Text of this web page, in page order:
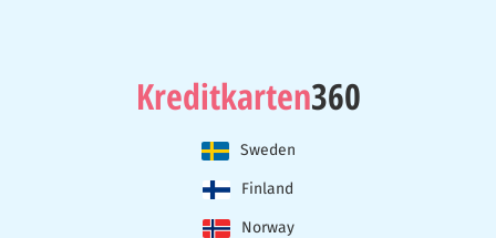
Kreditkarten360
Sweden
Finland
Norway